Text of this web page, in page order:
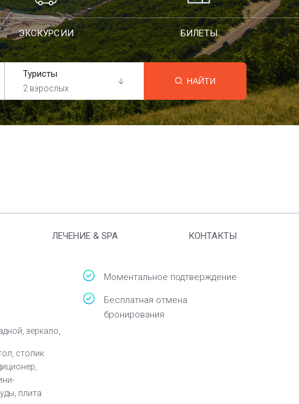
ЭКСКУРСИИ БИЛЕТЫ
Туристы
2 взрослых
НАЙТИ
ЛЕЧЕНИЕ & SPA КОНТАКТЫ
зеркало,
столик
плита
Моментальное подтверждение
Бесплатная отмена
бронирования